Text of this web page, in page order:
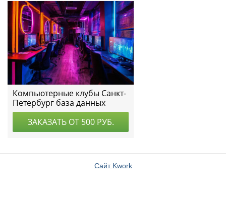
Сайт Kwork